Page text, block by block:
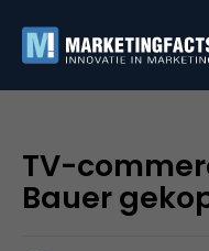
TV-
Bauer